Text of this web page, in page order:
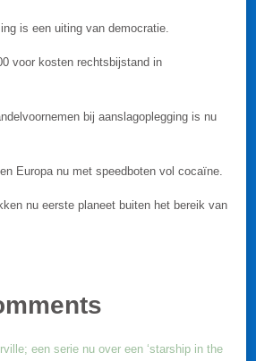
is een uiting van democratie.
voor kosten rechtsbijstand in
bij aanslagoplegging is nu
Europa nu met speedboten vol cocaïne.
nu eerste planeet buiten het bereik van
een serie nu over een ‘starship in the